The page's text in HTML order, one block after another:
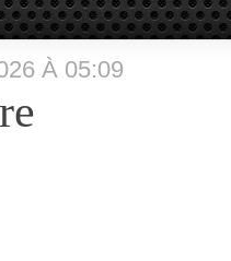
À 05:09